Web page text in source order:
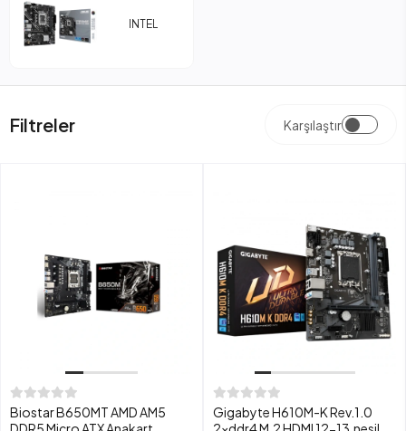
INTEL
Filtreler Karşılaştır
Biostar B650MT AMD AM5
Gigabyte H610M-K Rev.1.0